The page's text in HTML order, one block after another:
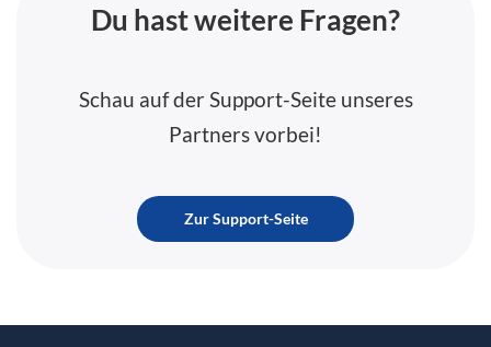
Du hast weitere Fragen?
Schau auf der Support-Seite unseres
Partners vorbei!
Zur Support-Seite